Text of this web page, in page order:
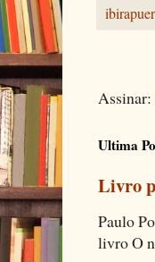
Assinar:
Ultima
Livro
Paulo
livro O